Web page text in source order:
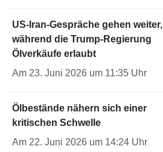
US-Iran-Gespräche gehen weiter,
während die Trump-Regierung
Ölverkäufe erlaubt
Am 23. Juni 2026 um 11:35 Uhr
Ölbestände nähern sich einer
kritischen Schwelle
Am 22. Juni 2026 um 14:24 Uhr